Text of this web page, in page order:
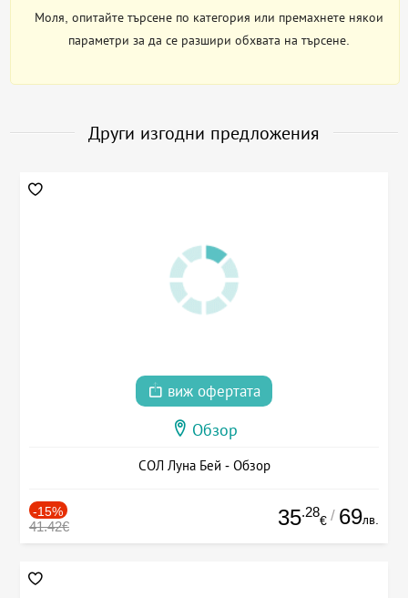
Моля, опитайте търсене по категория или премахнете някои
параметри за да се разшири обхвата на търсене.
Други изгодни предложения
виж офертата
Обзор
СОЛ Луна Бей - Обзор
-15%
41.42€ 35.28
€ / 69лв.